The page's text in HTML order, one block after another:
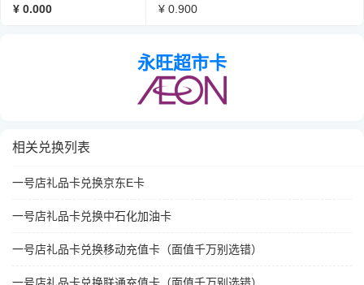
¥ 0.000 ¥ 0.900
永旺超市卡
相关兑换列表
一号店礼品卡兑换京东E卡
一号店礼品卡兑换中石化加油卡
一号店礼品卡兑换移动充值卡（面值千万别选错）